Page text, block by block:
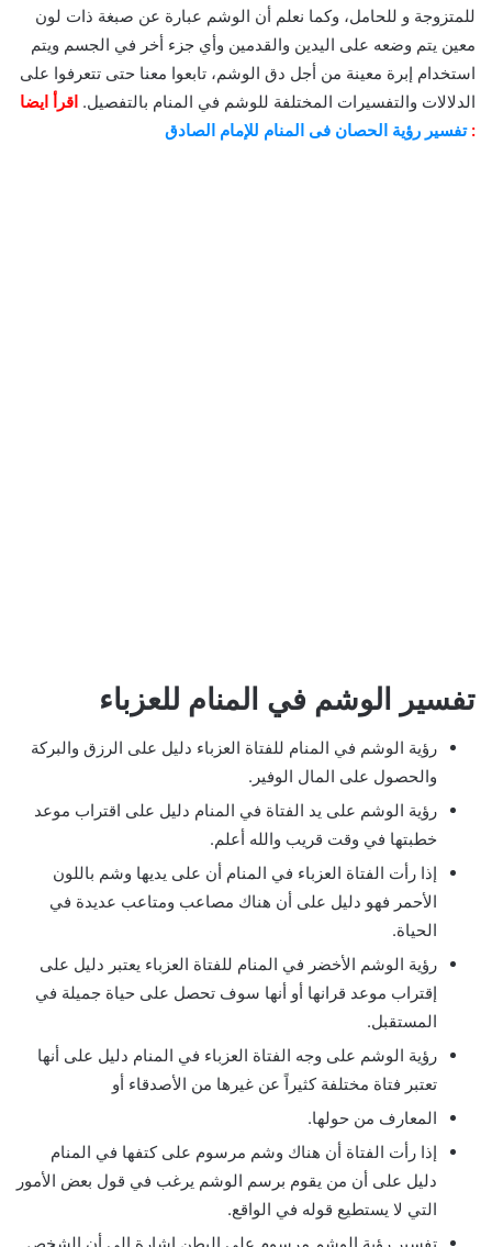
للمتزوجة و للحامل، وكما نعلم أن الوشم عبارة عن صبغة ذات لون
معين يتم وضعه على اليدين والقدمين وأي جزء أخر في الجسم ويتم
استخدام إبرة معينة من أجل دق الوشم، تابعوا معنا حتى تتعرفوا على
الدلالات والتفسيرات المختلفة للوشم في المنام بالتفصيل. اقرأ ايضا
: تفسير رؤية الحصان فى المنام للإمام الصادق
تفسير الوشم في المنام للعزباء
رؤية الوشم في المنام للفتاة العزباء دليل على الرزق والبركة
والحصول على المال الوفير.
رؤية الوشم على يد الفتاة في المنام دليل على اقتراب موعد
خطبتها في وقت قريب والله أعلم.
إذا رأت الفتاة العزباء في المنام أن على يديها وشم باللون
الأحمر فهو دليل على أن هناك مصاعب ومتاعب عديدة في
الحياة.
رؤية الوشم الأخضر في المنام للفتاة العزباء يعتبر دليل على
إقتراب موعد قرانها أو أنها سوف تحصل على حياة جميلة في
المستقبل.
رؤية الوشم على وجه الفتاة العزباء في المنام دليل على أنها
تعتبر فتاة مختلفة كثيراً عن غيرها من الأصدقاء أو
المعارف من حولها.
إذا رأت الفتاة أن هناك وشم مرسوم على كتفها في المنام
دليل على أن من يقوم برسم الوشم يرغب في قول بعض الأمور
التي لا يستطيع قوله في الواقع.